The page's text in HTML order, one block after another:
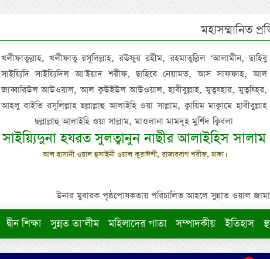
মহাসম্মানিত
খলীফাতুল্লাহ, খলীফাতু রসূলিল্লাহ, রঊফুর রহীম, রহমাতুল্লিল ‘আলামীন, ছাহিবু
সাইয়্যিদি সাইয়্যিদিল আ’ইয়াদ শরীফ, ছাহিবে নেয়ামত, আস সাফফাহ, আল
জাব্বারিউল আউওয়াল, আল ক্বউইউল আউওয়াল, হাবীবুল্লাহ, মুত্বহ্হার, মুত্বহ্হির,
আহলু বাইতি রসূলিল্লাহ ছল্লাল্লাহু আলাইহি ওয়া সাল্লাম, ক্বায়িম মাক্বামে হাবীবুল্লাহ
ছল্লাল্লাহু আলাইহি ওয়া সাল্লাম, মাওলানা মামদূহ মুর্শিদ ক্বিবলা
সাইয়্যিদুনা হযরত সুলত্বানুন নাছীর আলাইহিস সালাম
আল হাসানী ওয়াল হুসাইনী ওয়াল কুরাঈশী, রাজারবাগ শরীফ, ঢাকা।
উনার মুবারক পৃষ্ঠপোষকতায় পরিচালিত আহলে সুন্নাত ওয়াল
দ্বীন শিক্ষা সুন্নত তা’লীম মহিলাদের পাতা সম্পাদকীয় ইতিহাস